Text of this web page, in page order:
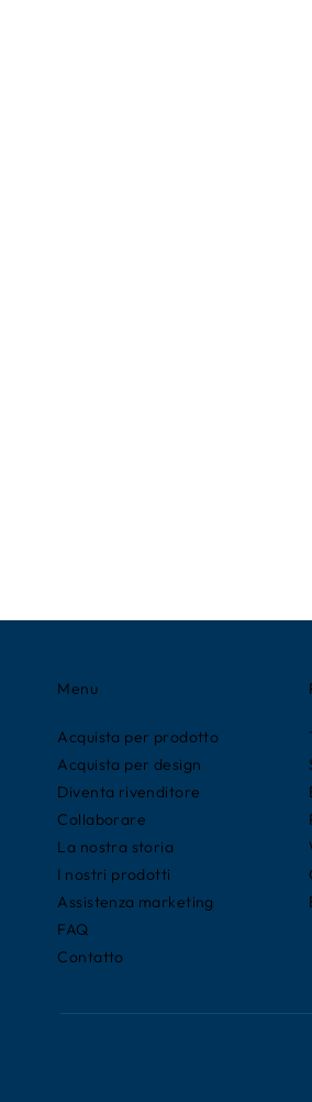
Menu
Acquista per prodotto
Acquista per design
Diventa rivenditore
Collaborare
La nostra storia
I nostri prodotti
Assistenza marketing
FAQ
Contatto